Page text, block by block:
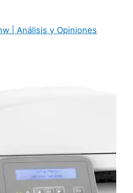
| Análisis y Opiniones